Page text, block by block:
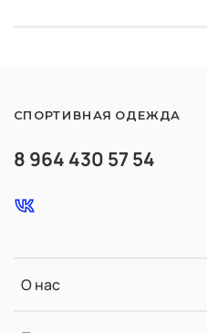
О нас
8 964 430 57 54
СПОРТИВНАЯ ОДЕЖДА